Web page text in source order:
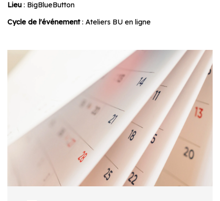
Lieu : BigBlueButton
Cycle de l'événement: Ateliers BU en ligne